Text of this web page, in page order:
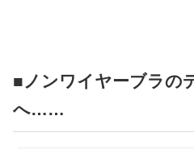
■ノンワイヤーブラの
へ……